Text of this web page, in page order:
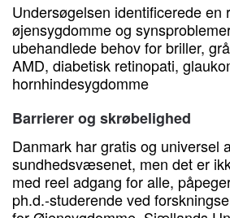
Undersøgelsen identificerede
øjensygdomme og
ubehandlede behov for briller,
AMD, diabetisk retinopati,
hornhindesygdomme
Barrierer og skrøbelighed
Danmark har gratis og universel
sundhedsvæsenet, men det er
med reel adgang for alle,
ph.d.-studerende ved